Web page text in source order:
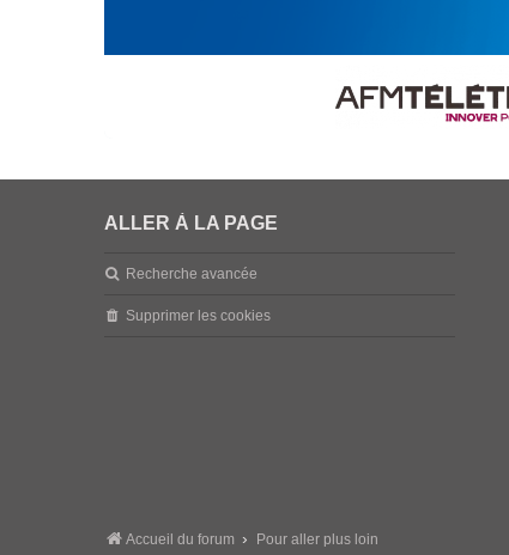
ALLER À LA PAGE
Recherche avancée
Supprimer les cookies
Accueil du forum Pour aller plus loin